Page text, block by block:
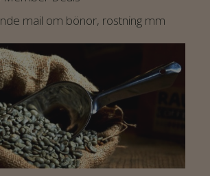
mail om bönor, rostning mm